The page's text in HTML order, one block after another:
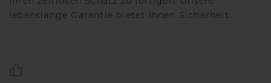
lebenslange Garantie bietet Ihnen Sicherheit.